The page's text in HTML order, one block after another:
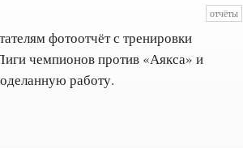
отчёты
фотоотчёт с тренировки
чемпионов против «Аякса» и
работу.